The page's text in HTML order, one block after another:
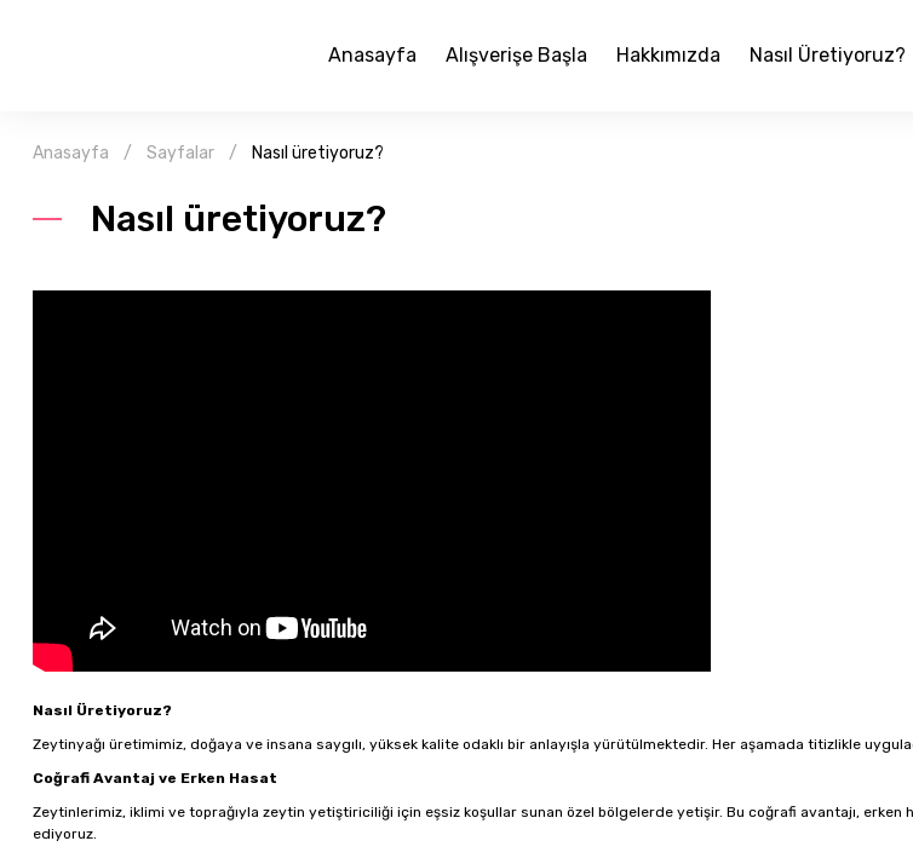
Anasayfa Alışverişe Başla Hakkımızda Nasıl Üretiyoruz?
Anasayfa Sayfalar Nasıl üretiyoruz?
Nasıl üretiyoruz?
Nasıl Üretiyoruz?
Zeytinyağı üretimimiz, doğaya ve insana saygılı, yüksek kalite odaklı bir anlayışla yürütülmektedir. Her aşamada titizlikle
Coğrafi Avantaj ve Erken Hasat
Zeytinlerimiz, iklimi ve toprağıyla zeytin yetiştiriciliği için eşsiz koşullar sunan özel bölgelerde yetişir. Bu coğrafi avantajı,
ediyoruz.